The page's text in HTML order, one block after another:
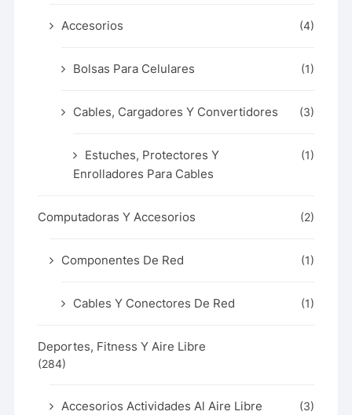
Accesorios (4)
Bolsas Para Celulares (1)
Cables, Cargadores Y Convertidores (3)
Estuches, Protectores Y
Enrolladores Para Cables
(1)
Computadoras Y Accesorios (2)
Componentes De Red (1)
Cables Y Conectores De Red (1)
Deportes, Fitness Y Aire Libre
(284)
Accesorios Actividades Al Aire Libre (3)